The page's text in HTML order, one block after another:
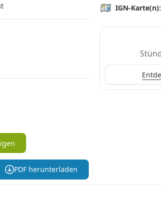
IGN-Karte(n):
PDF herunterladen